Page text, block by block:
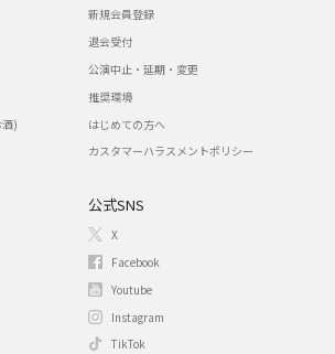
)
新規会員登録
退会受付
公演中止・延期・変更
推奨環境
はじめての方へ
カスタマーハラスメントポリシー
公式SNS
X
Facebook
Youtube
Instagram
TikTok